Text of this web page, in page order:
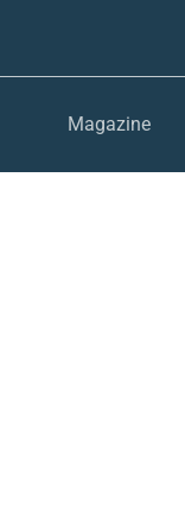
Magazine